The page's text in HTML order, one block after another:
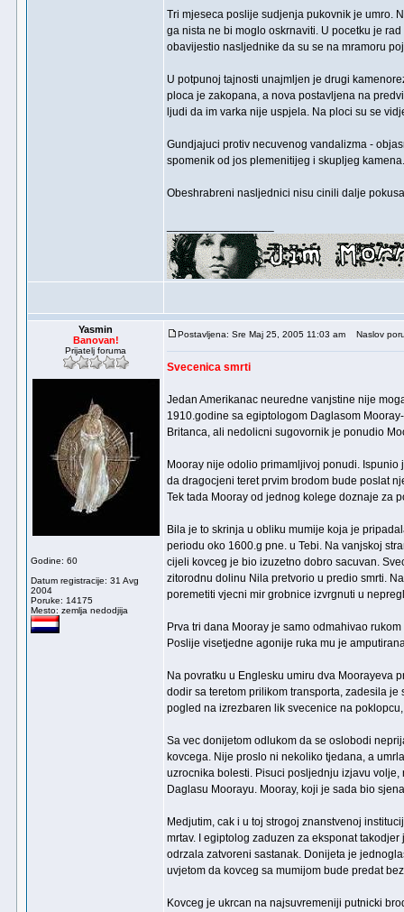
Tri mjeseca poslije sudjenja pukovnik je umro.
ga nista ne bi moglo oskrnaviti. U pocetku je
obavijestio nasljednike da su se na mramoru
U potpunoj tajnosti unajmljen je drugi
ploca je zakopana, a nova postavljena na
ljudi da im varka nije uspjela. Na ploci su se
Gundjajuci protiv necuvenog vandalizma -
spomenik od jos plemenitijeg i skupljeg
Obeshrabreni nasljednici nisu cinili dalje
Yasmin
Banovan!
Prijatelj foruma
Godine: 60
Datum registracije: 31 Avg
2004
Poruke: 14175
Mesto: zemlja nedodjija
Postavljena: Sre Maj 25, 2005 11:03 am Naslov
Svecenica smrti
Jedan Amerikanac neuredne vanjstine nije
1910.godine sa egiptologom Daglasom
Britanca, ali nedolicni sugovornik je ponudio
Mooray nije odolio primamljivoj ponudi.
da dragocjeni teret prvim brodom bude poslat
Tek tada Mooray od jednog kolege doznaje za
Bila je to skrinja u obliku mumije koja je
periodu oko 1600.g pne. u Tebi. Na vanjskoj
cijeli kovceg je bio izuzetno dobro sacuvan.
zitorodnu dolinu Nila pretvorio u predio smrti.
poremetiti vjecni mir grobnice izvrgnuti u
Prva tri dana Mooray je samo odmahivao
Poslije visetjedne agonije ruka mu je
Na povratku u Englesku umiru dva Moorayeva
dodir sa teretom prilikom transporta, zadesila
pogled na izrezbaren lik svecenice na
Sa vec donijetom odlukom da se oslobodi
kovcega. Nije proslo ni nekoliko tjedana, a
uzrocnika bolesti. Pisuci posljednju izjavu
Daglasu Moorayu. Mooray, koji je sada bio
Medjutim, cak i u toj strogoj znanstvenoj
mrtav. I egiptolog zaduzen za eksponat
odrzala zatvoreni sastanak. Donijeta je
uvjetom da kovceg sa mumijom bude predat
Kovceg je ukrcan na najsuvremeniji putnicki